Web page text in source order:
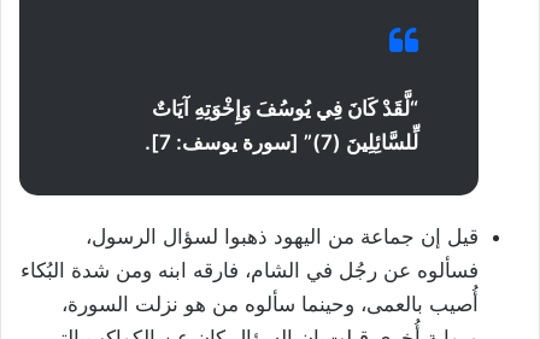
“لَّقَدْ كَانَ فِي يُوسُفَ وَإِخْوَتِهِ آيَاتٌ
لِّلسَّائِلِينَ (7)” [سورة يوسف: 7].
قيل إن جماعة من اليهود ذهبوا لسؤال الرسول،
فسألوه عن رجُل في الشام، فارقه ابنه ومن شدة البُكاء
أُصيب بالعمى، وحينما سألوه من هو نزلت السورة،